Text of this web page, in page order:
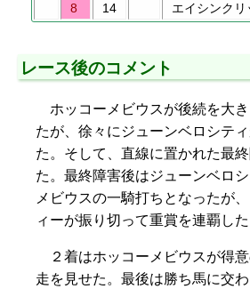
8
14 エイシンクリ
レース後のコメント
ホッコーメビウスが後続を大
たが、徐々にジューンベロシテ
た。そして、直線に置かれた最
た。最終障害後はジューンベロ
メビウスの一騎打ちとなったが
ィーが振り切って重賞を連覇した
２着はホッコーメビウスが得
走を見せた。最後は勝ち馬に交